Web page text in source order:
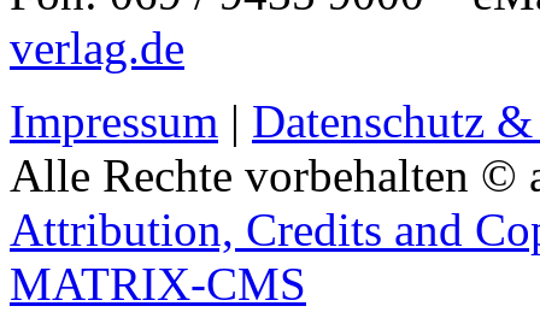
verlag.de
Impressum | Datenschutz
Alle Rechte vorbehalten ©
Attribution, Credits and
MATRIX-CMS